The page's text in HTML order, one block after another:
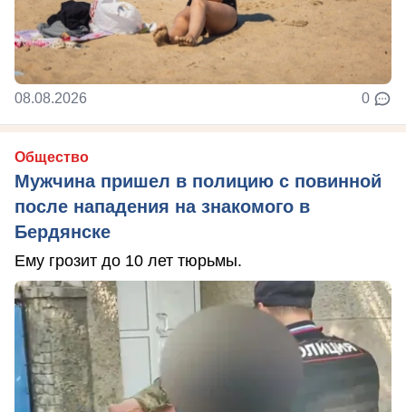
08.08.2026 0
Общество
Мужчина пришел в полицию с повинной
после нападения на знакомого в
Бердянске
Ему грозит до 10 лет тюрьмы.